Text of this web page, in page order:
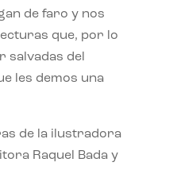
de faro y nos
que, por lo
salvadas del
les demos una
de la ilustradora
Raquel Bada y